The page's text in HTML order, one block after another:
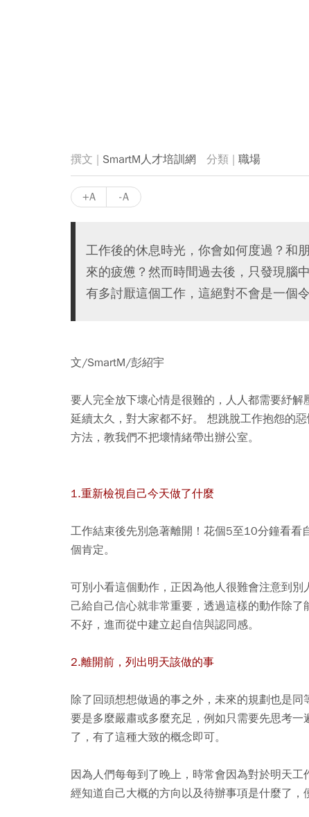
SmartM人才培訓網 職場
+A -A
工作後的休息時光，你會如何度過？和
來的疲憊？然而時間過去後，只發現腦
有多討厭這個工作，這絕對不會是一個
文/SmartM/彭紹宇
要人完全放下壞心情是很難的，人人都需要紓
延續太久，對大家都不好。 想跳脫工作抱怨的
方法，教我們不把壞情緒帶出辦公室。
1.重新檢視自己今天做了什麼
工作結束後先別急著離開！花個5至10分鐘看看
個肯定。
可別小看這個動作，正因為他人很難會注意到
己給自己信心就非常重要，透過這樣的動作除
不好，進而從中建立起自信與認同感。
2.離開前，列出明天該做的事
除了回頭想想做過的事之外，未來的規劃也是
要是多麼嚴肅或多麼充足，例如只需要先思考
了，有了這種大致的概念即可。
因為人們每每到了晚上，時常會因為對於明天
經知道自己大概的方向以及待辦事項是什麼了，